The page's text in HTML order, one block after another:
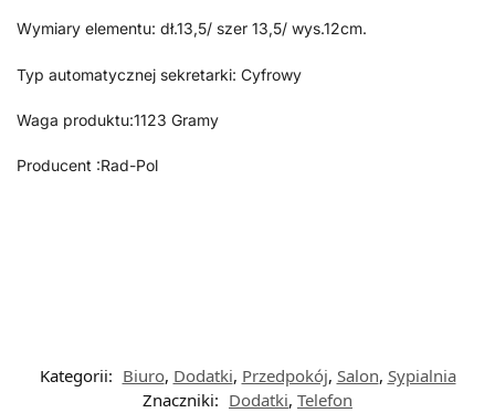
Wymiary elementu: dł.13,5/ szer 13,5/ wys.12cm.
Typ automatycznej sekretarki: Cyfrowy
Waga produktu:1123 Gramy
Producent :Rad-Pol
Kategorii: Biuro, Dodatki, Przedpokój, Salon, Sypialnia
Znaczniki: Dodatki, Telefon